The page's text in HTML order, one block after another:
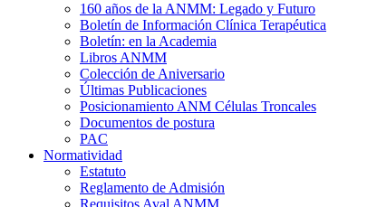
160 años de la ANMM: Legado y Futuro
Boletín de Información Clínica Terapéutica
Boletín: en la Academia
Libros ANMM
Colección de Aniversario
Últimas Publicaciones
Posicionamiento ANM Células Troncales
Documentos de postura
PAC
Normatividad
Estatuto
Reglamento de Admisión
Requisitos Aval ANMM